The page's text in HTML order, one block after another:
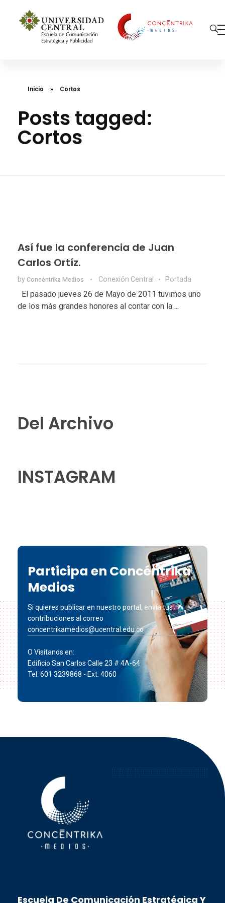
Inicio » Cortos
Posts tagged:
Cortos
Así fue la conferencia de Juan
Carlos Ortíz.
by Concéntrika Medios Conexión Central Portada
El pasado jueves 26 de Mayo de 2011 tuvimos uno
de los más grandes honores al contar con la ...
Del Archivo
INSTAGRAM
Participa en Concéntrika
Medios
Si quieres publicar en nuestro portal, envía tus
contribuciones al correo
concentrikamedios@ucentral.edu.co
O Visítanos en:
Edificio San Carlos Calle 23 # 4A-64
Tel: 601 3239868 - Ext. 4060
Escuela De Comunicación Estratégica Y